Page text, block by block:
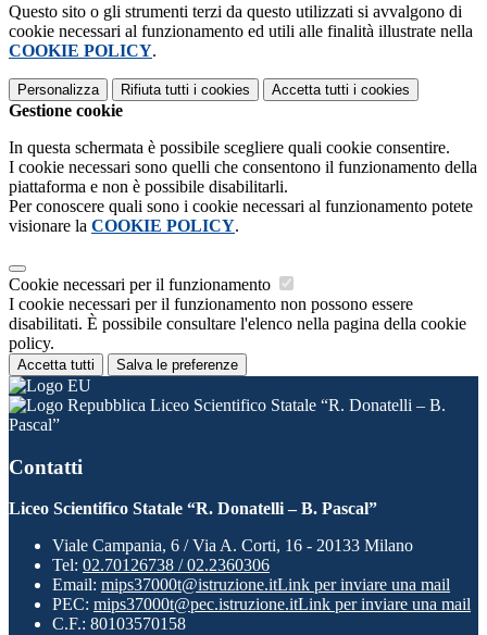
Questo sito o gli strumenti terzi da questo utilizzati si avvalgono di
cookie necessari al funzionamento ed utili alle finalità illustrate nella
COOKIE POLICY.
Personalizza Rifiuta tutti i cookies Accetta tutti i cookies
Gestione cookie
In questa schermata è possibile scegliere quali cookie consentire.
I cookie necessari sono quelli che consentono il funzionamento della
piattaforma e non è possibile disabilitarli.
Per conoscere quali sono i cookie necessari al funzionamento potete
visionare la COOKIE POLICY.
Cookie necessari per il funzionamento
I cookie necessari per il funzionamento non possono essere
disabilitati. È possibile consultare l'elenco nella pagina della cookie
policy.
Accetta tutti Salva le preferenze
Liceo Scientifico Statale “R. Donatelli – B.
Pascal”
Contatti
Liceo Scientifico Statale “R. Donatelli – B. Pascal”
Viale Campania, 6 / Via A. Corti, 16 - 20133 Milano
Tel: 02.70126738 / 02.2360306
Email: mips37000t@istruzione.itLink per inviare una mail
PEC: mips37000t@pec.istruzione.itLink per inviare una mail
C.F.: 80103570158